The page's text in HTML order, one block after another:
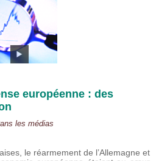
européenne : des
les médias
le réarmement de l’Allemagne et